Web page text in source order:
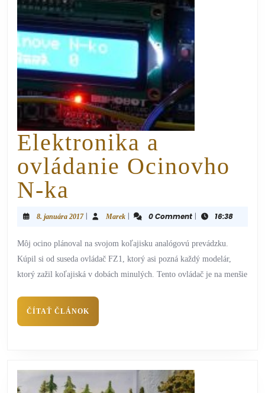
Elektronika a
ovládanie Ocinovho
N-ka
8. januára 2017 | Marek | 0 Comment | 16:38
Môj ocino plánoval na svojom koľajisku analógovú prevádzku.
Kúpil si od suseda ovládač FZ1, ktorý asi pozná každý modelár,
ktorý zažil koľajiská v dobách minulých. Tento ovládač je na menšie
ČÍTAŤ ČLÁNOK